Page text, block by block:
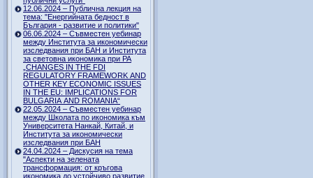
12.06.2024 – Публична лекция на
тема: "Енергийната бедност в
България - развитие и политики"
06.06.2024 – Съвместен уебинар
между Института за икономически
изследвания при БАН и Института
за световна икономика при РА
„CHANGES IN THE FDI
REGULATORY FRAMEWORK AND
OTHER KEY ECONOMIC ISSUES
IN THE EU: IMPLICATIONS FOR
BULGARIA AND ROMANIA“
22.05.2024 – Съвместен уебинар
между Школата по икономика към
Университета Нанкай, Китай, и
Института за икономически
изследвания при БАН
24.04.2024 – Дискусия на тема
"Аспекти на зелената
трансформация: от кръгова
икономика до устойчиво развитие